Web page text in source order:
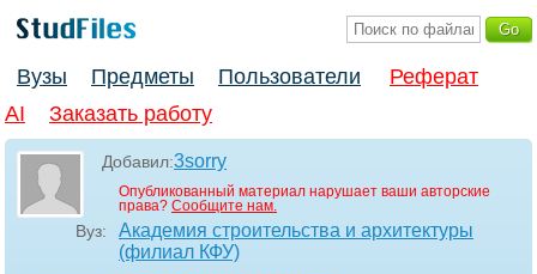
Вузы Предметы Пользователи
Реферат
AI
Заказать работу
Добавил:3sorry
Опубликованный материал нарушает ваши авторские
права? Сообщите нам.
Вуз:
Академия строительства и архитектуры
(филиал КФУ)